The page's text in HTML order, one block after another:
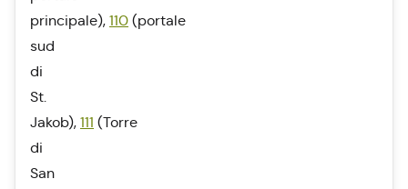
principale), 110 (portale
sud
di
St.
Jakob), 111 (Torre
di
San